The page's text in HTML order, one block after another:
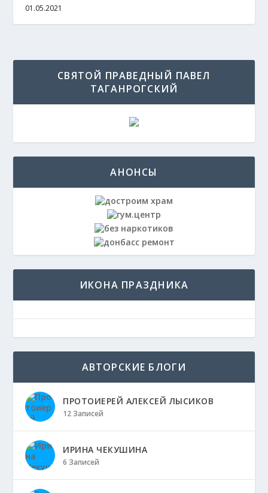
01.05.2021
СВЯТОЙ ПРАВЕДНЫЙ ПАВЕЛ
ТАГАНРОГСКИЙ
АНОНСЫ
ИКОНА ПРАЗДНИКА
АВТОРСКИЕ БЛОГИ
ПРОТОИЕРЕЙ АЛЕКСЕЙ ЛЫСИКОВ
12 Записей
ИРИНА ЧЕКУШИНА
6 Записей